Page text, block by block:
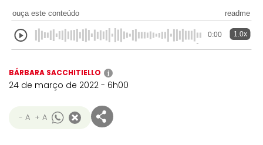
ouça este conteúdo readme
0:00 1.0x
BÁRBARA SACCHITIELLO i
24 de março de 2022 - 6h00
- A + A